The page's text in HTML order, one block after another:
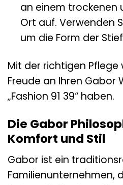
an einem
Ort auf. Verwenden
um die Form der
Mit der richtigen Pflege
Freude an Ihren Gabor
„Fashion 91 39“ haben.
Die Gabor
Komfort und Stil
Gabor ist ein
Familienunternehmen,